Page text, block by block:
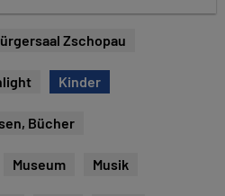
Zschopau
Kinder
Bücher
Museum Musik